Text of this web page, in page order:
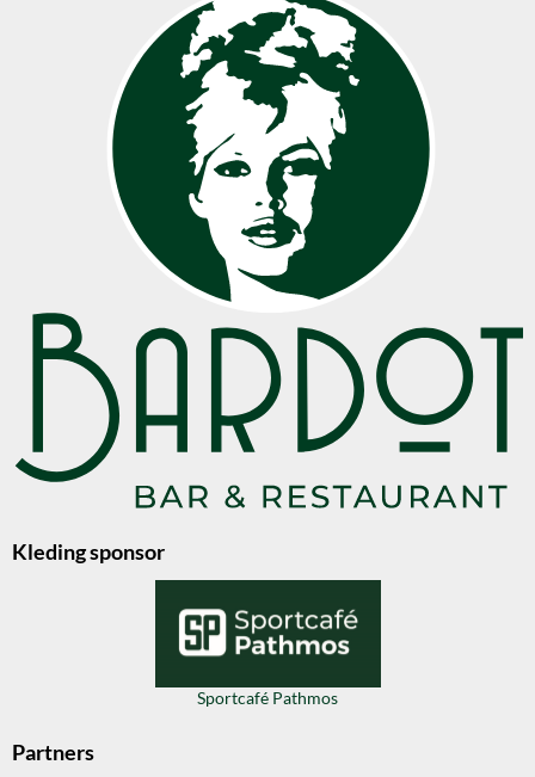
Kleding sponsor
Sportcafé Pathmos
Partners